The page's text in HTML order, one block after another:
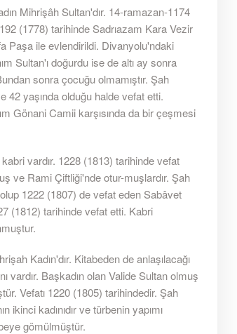
Mihrişâh Sultan'dır. 14-ramazan-1174
(1778) tarihinde Sadrıazam Kara Vezir
Paşa ile evlendirildi. Divanyolu'ndaki
Sultan'ı doğurdu ise de altı ay sonra
sonra çocuğu olmamıştır. Şah
42 yaşında olduğu halde vefat etti.
Gönani Camii karşısında da bir çeşmesi
vardır. 1228 (1813) tarihinde vefat
ve Rami Çiftliği'nde otur-muşlardır. Şah
1222 (1807) de vefat eden Sabâvet
(1812) tarihinde vefat etti. Kabri
Kadın'dır. Kitabeden de anlaşılacağı
vardır. Başkadın olan Valide Sultan olmuş
Vefatı 1220 (1805) tarihindedir. Şah
kadınıdır ve türbenin yapımı
gömülmüştür.